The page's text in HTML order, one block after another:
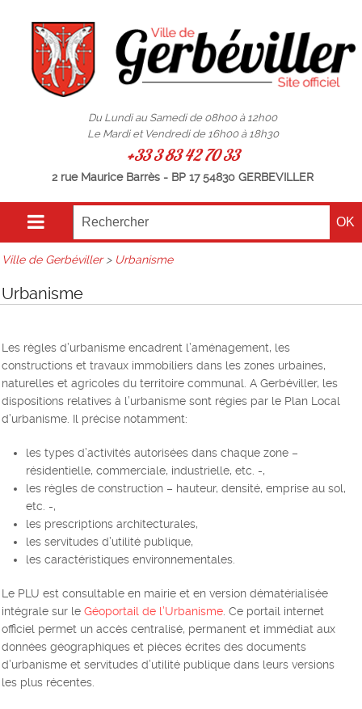
Du Lundi au Samedi de 08h00 à 12h00
Le Mardi et Vendredi de 16h00 à 18h30
+33 3 83 42 70 33
2 rue Maurice Barrès - BP 17 54830 GERBEVILLER
Ville de Gerbéviller> Urbanisme
Urbanisme
Les règles d’urbanisme encadrent l’aménagement, les
constructions et travaux immobiliers dans les zones urbaines,
naturelles et agricoles du territoire communal. A Gerbéviller, les
dispositions relatives à l’urbanisme sont régies par le Plan Local
d’urbanisme. Il précise notamment:
les types d’activités autorisées dans chaque zone –
résidentielle, commerciale, industrielle, etc. -,
les règles de construction – hauteur, densité, emprise au sol,
etc. -,
les prescriptions architecturales,
les servitudes d’utilité publique,
les caractéristiques environnementales.
Le PLU est consultable en mairie et en version dématérialisée
intégrale sur leGéoportail de l’Urbanisme. Ce portail internet
officiel permet un accès centralisé, permanent et immédiat aux
données géographiques et pièces écrites des documents
d’urbanisme et servitudes d’utilité publique dans leurs versions
les plus récentes.